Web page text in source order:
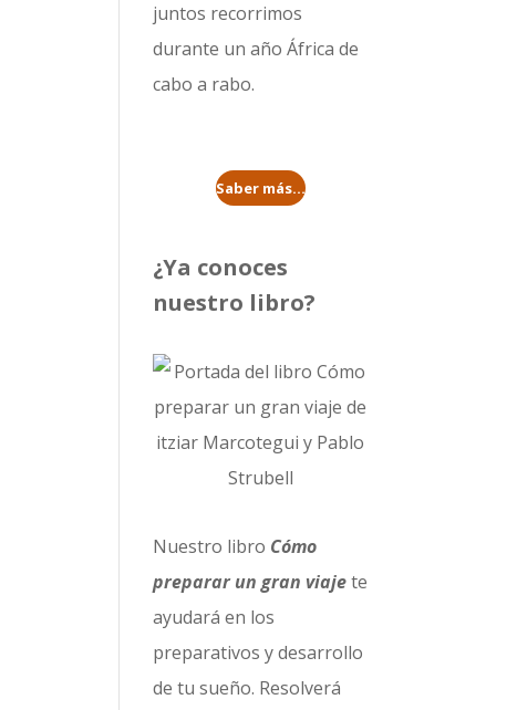
juntos recorrimos
durante un añoÁfrica de
cabo a rabo.
Saber más...
¿Ya conoces
nuestro libro?
Nuestro libro Cómo
preparar un gran viajete
ayudará en los
preparativos y desarrollo
de tu sueño. Resolverá